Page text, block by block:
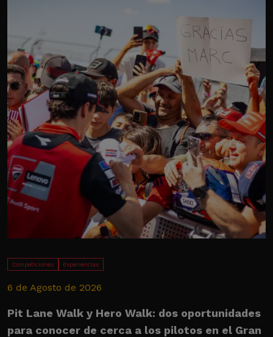
Competiciones Experiencias
6 de Agosto de 2026
Pit Lane Walk y Hero Walk: dos oportunidades
para conocer de cerca a los pilotos en el Gran